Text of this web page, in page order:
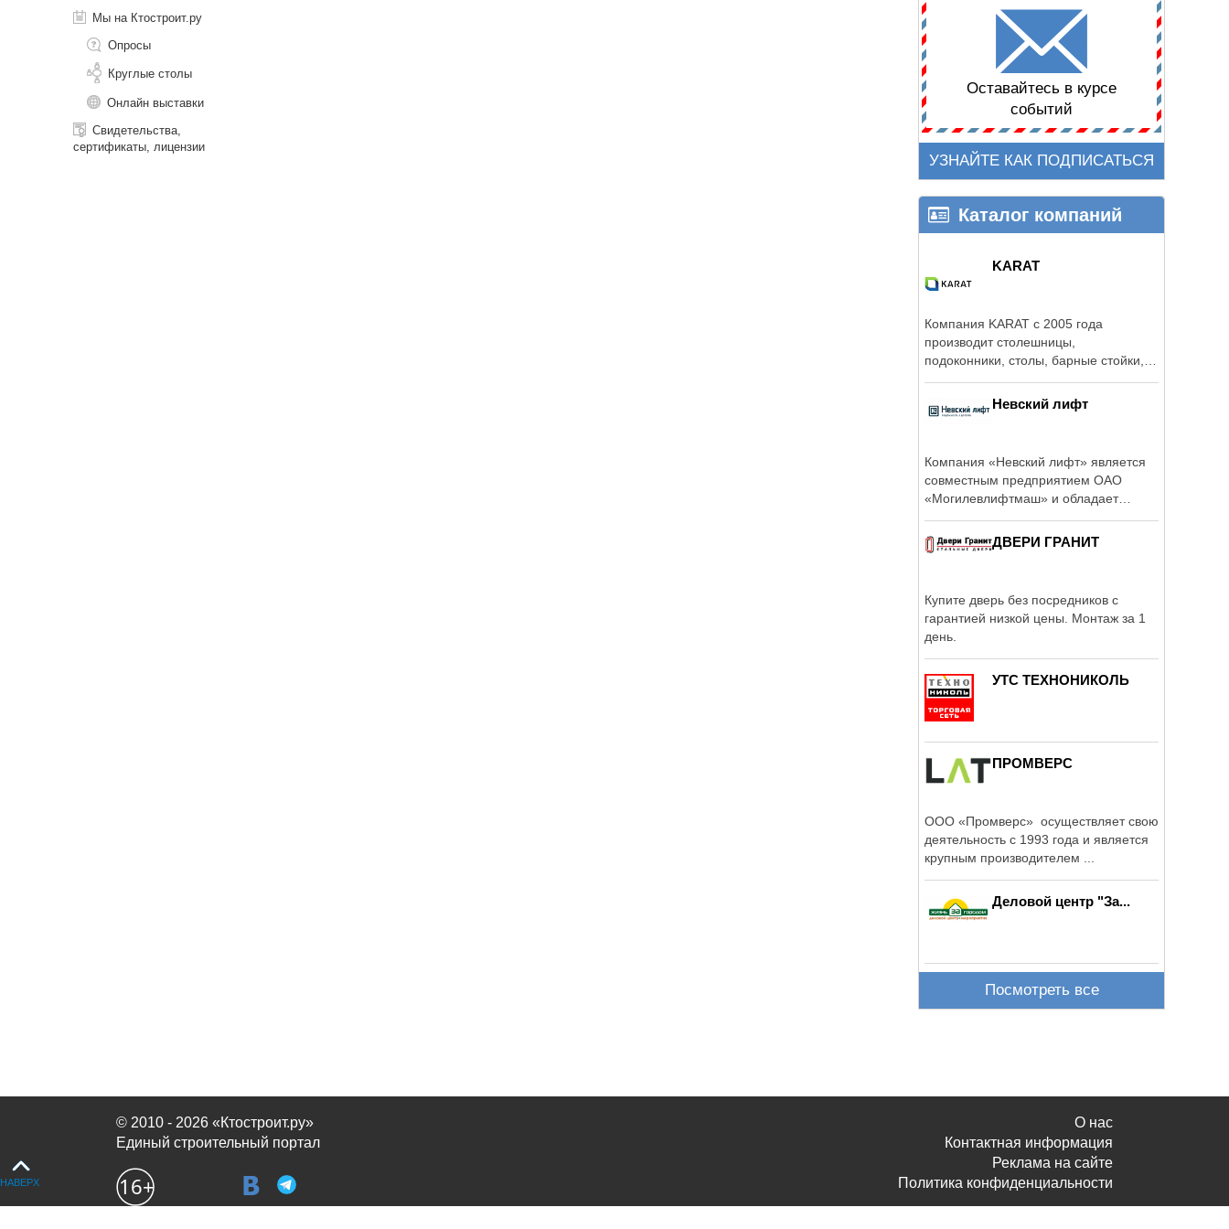
Мы на Ктостроит.ру
Опросы
Круглые столы
Онлайн выставки
Свидетельства,
сертификаты, лицензии
Оставайтесь в курсе
событий
УЗНАЙТЕ КАК ПОДПИСАТЬСЯ
Каталог компаний
KARAT
Компания KARAT с 2005 года
производит столешницы,
подоконники, столы, барные стойки,
Невский лифт
Компания «Невский лифт» является
совместным предприятием ОАО
«Могилевлифтмаш» и обладает
ДВЕРИ ГРАНИТ
Купите дверь без посредников с
гарантией низкой цены. Монтаж за 1
день.
УТС ТЕХНОНИКОЛЬ
ПРОМВЕРС
ООО «Промверс» осуществляет свою
деятельность с 1993 года и является
крупным производителем ...
Деловой центр "За...
Посмотреть все
© 2010 - 2026 «Ктостроит.ру»
Единый строительный портал
О нас
Контактная информация
Реклама на сайте
Политика конфиденциальности
НАВЕРХ